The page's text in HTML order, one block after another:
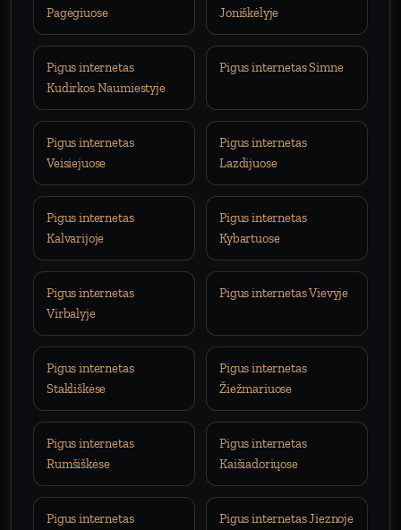
Pagėgiuose
Joniškėlyje
Pigus internetas
Kudirkos Naumiestyje
Pigus internetas Simne
Pigus internetas
Veisiejuose
Pigus internetas
Lazdijuose
Pigus internetas
Kalvarijoje
Pigus internetas
Kybartuose
Pigus internetas
Virbalyje
Pigus internetas Vievyje
Pigus internetas
Stakliškėse
Pigus internetas
Žiežmariuose
Pigus internetas
Rumšiškėse
Pigus internetas
Kaišiadoriųose
Pigus internetas
Pigus internetas Jieznoje